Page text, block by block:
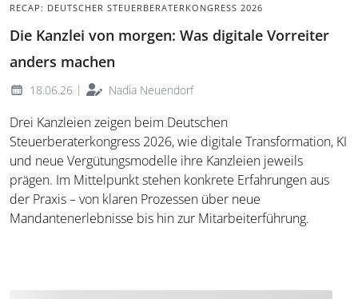
RECAP: DEUTSCHER STEUERBERATERKONGRESS 2026
Die Kanzlei von morgen: Was digitale Vorreiter
anders machen
18.06.26 | Nadia Neuendorf
Drei Kanzleien zeigen beim Deutschen
Steuerberaterkongress 2026, wie digitale Transformation, KI
und neue Vergütungsmodelle ihre Kanzleien jeweils
prägen. Im Mittelpunkt stehen konkrete Erfahrungen aus
der Praxis – von klaren Prozessen über neue
Mandantenerlebnisse bis hin zur Mitarbeiterführung.